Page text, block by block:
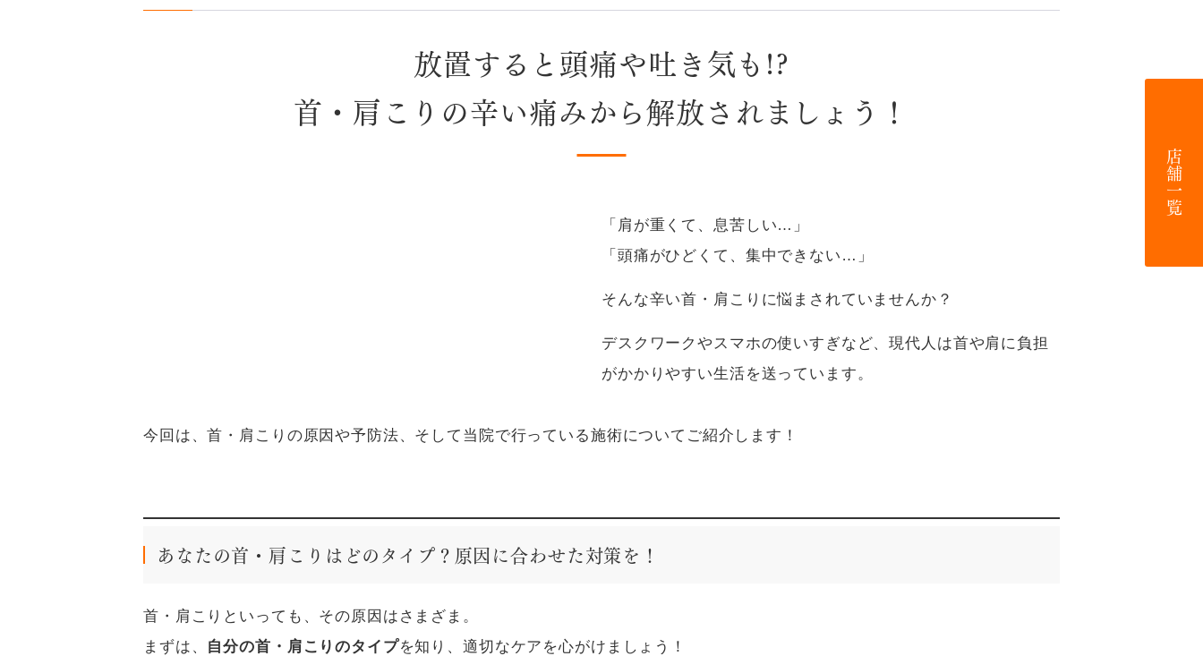
店舗一覧
放置すると頭痛や吐き気も!?
首・肩こりの辛い痛みから解放されましょう！
「肩が重くて、息苦しい…」
「頭痛がひどくて、集中できない…」
そんな辛い首・肩こりに悩まされていませんか？
デスクワークやスマホの使いすぎなど、現代人は首や肩に負担
がかかりやすい生活を送っています。
今回は、首・肩こりの原因や予防法、そして当院で行っている施術についてご紹介します！
あなたの首・肩こりはどのタイプ？原因に合わせた対策を！
首・肩こりといっても、その原因はさまざま。
まずは、 自分の首・肩こりのタイプを知り、適切なケアを心がけましょう！